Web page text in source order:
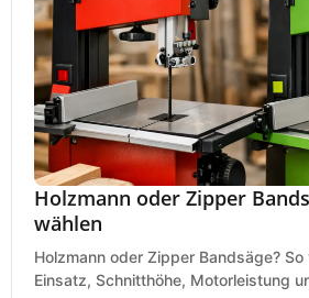
Holzmann oder Zipper
wählen
Holzmann oder Zipper Bandsäge?
Einsatz, Schnitthöhe, Motorleistung